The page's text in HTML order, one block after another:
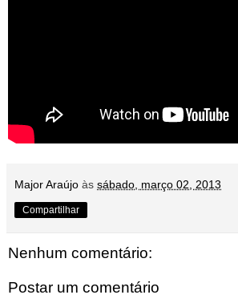
Major Araújo às sábado, março 02, 2013
Compartilhar
Nenhum comentário:
Postar um comentário